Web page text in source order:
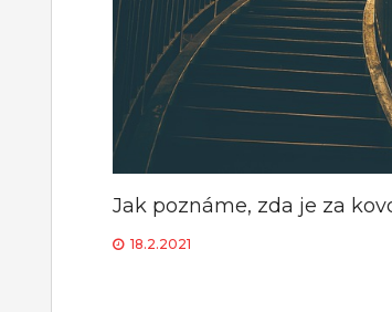
Jak poznáme, zda je za
18.2.2021